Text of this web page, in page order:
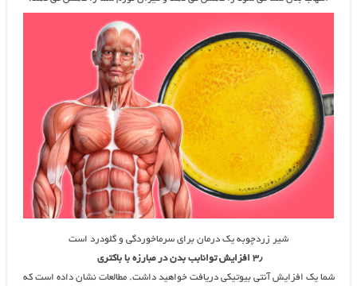
شیر زردچوبه یک درمان برای سرماخوردگی و گلودرد است
۳٫ افزایش توانابب بدن در مبارزه با باکتری
شما یک افزایش آنتی بیوتیکی دریافت خواهید داشت. مطالعات نشان داده است که